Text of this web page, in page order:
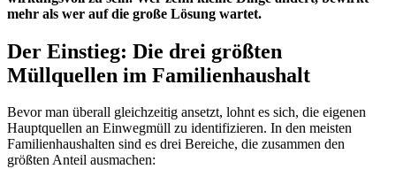
mehr als wer auf die große Lösung wartet.
Der Einstieg: Die drei größten
Müllquellen im Familienhaushalt
Bevor man überall gleichzeitig ansetzt, lohnt es sich, die eigenen
Hauptquellen an Einwegmüll zu identifizieren. In den meisten
Familienhaushalten sind es drei Bereiche, die zusammen den
größten Anteil ausmachen: